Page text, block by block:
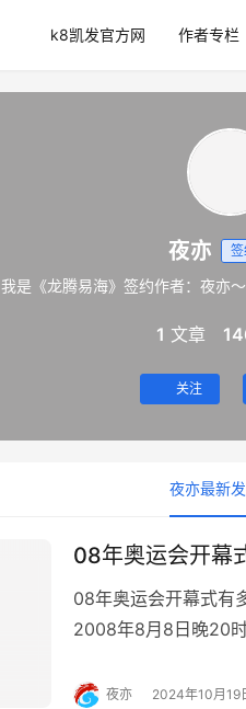
k8凯发官方网 作者专栏
夜亦
我是《龙腾易海》签约作者：夜亦
1 文章
关注
夜亦最新
08年奥运会开幕
08年奥运会开幕式有
2008年8月8日晚20
前的表演，从17时45
夜亦 2024年10月19